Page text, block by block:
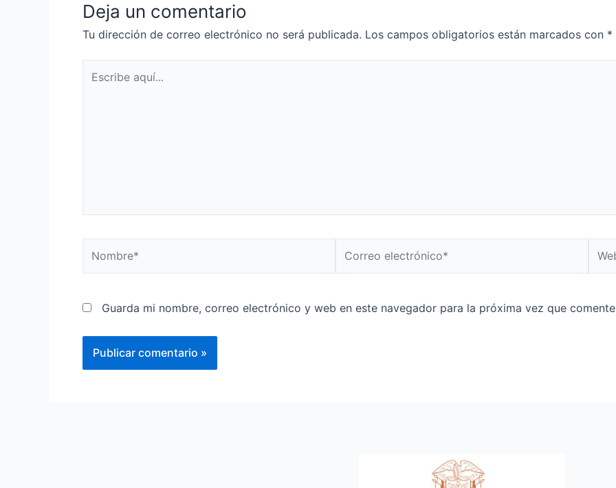
Deja un comentario
Tu dirección de correo electrónico no será publicada. Los campos obligatorios están marcados con *
Guarda mi nombre, correo electrónico y web en este navegador para la próxima vez que